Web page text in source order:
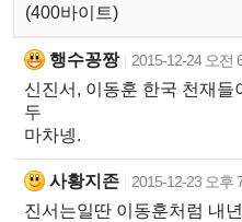
(400바이트)
행수꽁짱 2015-12-24 오전
신진서, 이동훈 한국 천재
두
마차넹.
사황지존 2015-12-23 오후
진서는일딴 이동훈처럼 내